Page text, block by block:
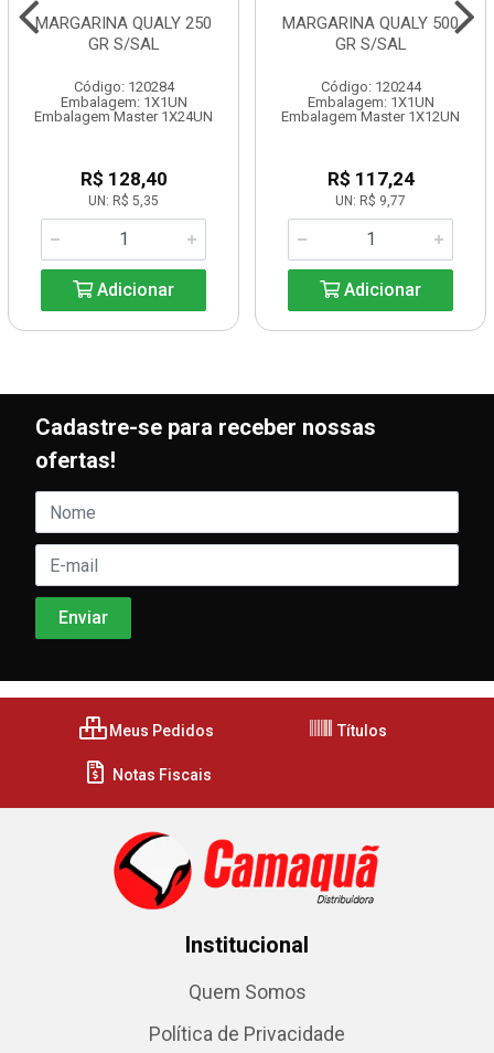
MARGARINA QUALY 250
GR S/SAL
Código: 120284
Embalagem: 1X1UN
Embalagem Master 1X24UN
R$ 128,40
UN: R$ 5,35
Adicionar
MARGARINA QUALY 500
GR S/SAL
Código: 120244
Embalagem: 1X1UN
Embalagem Master 1X12UN
R$ 117,24
UN: R$ 9,77
Adicionar
Cadastre-se para receber nossas
ofertas!
Meus Pedidos Títulos
Notas Fiscais
Institucional
Quem Somos
Política de Privacidade